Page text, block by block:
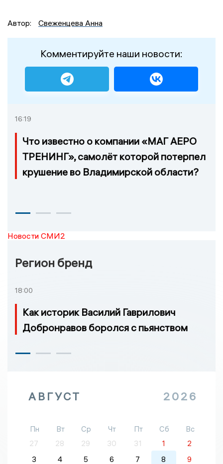
Автор: Свеженцева Анна
Комментируйте наши новости:
16:19
Что известно о компании «МАГ АЕРО
ТРЕНИНГ», самолёт которой потерпел
крушение во Владимирской области?
Новости СМИ2
Регион бренд
18:00
Как историк Василий Гаврилович
Добронравов боролся с пьянством
АВГУСТ 2026
Пн Вт Ср Чт Пт Сб
Вс
27
28 29 30 31 1
2
3
4 5 6 7 8 9